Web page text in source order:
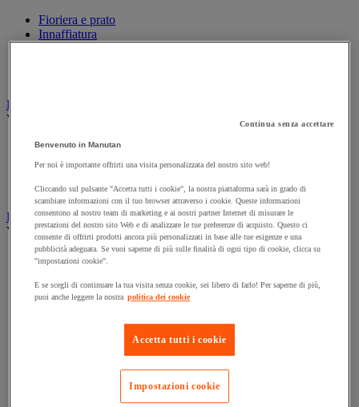
Fioriera e prato
Innaffiatura
Bandiera
Vedi tutte le categorie
Asta per bandiera
Bandiera pubblicitaria
Manica a vento
Luoghi pubblici
Vedi tutte le categorie
Attrezzi per l'inverno
Fissaggio per segnaletica stradale
Guardrail
Piastra di ripartizione del carico
Protezione anti-inondazione
Segnaletica stradale
Continua senza accettare
Benvenuto in Manutan
Per noi è importante offrirti una visita personalizzata del nostro sito web!
Cliccando sul pulsante "Accetta tutti i cookie", la nostra piattaforma sarà in grado di
scambiare informazioni con il tuo browser attraverso i cookie. Queste informazioni
consentono al nostro team di marketing e ai nostri partner Internet di misurare le
prestazioni del nostro sito Web e di analizzare le tue preferenze di acquisto. Questo ci
consente di offrirti prodotti ancora più personalizzati in base alle tue esigenze e una
pubblicità adeguata. Se vuoi saperne di più sulle finalità di ogni tipo di cookie, clicca su
"impostazioni cookie".
E se scegli di continuare la tua visita senza cookie, sei libero di farlo! Per saperne di più,
puoi anche leggere la nostra politica dei cookie
Accetta tutti i cookie
Impostazioni cookie